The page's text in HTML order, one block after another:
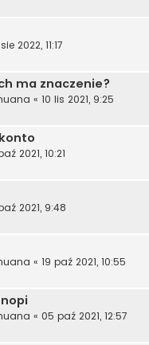
2022, 11:17
ma znaczenie?
« 10 lis 2021, 9:25
2021, 10:21
2021, 9:48
« 19 paź 2021, 10:55
« 05 paź 2021, 12:57